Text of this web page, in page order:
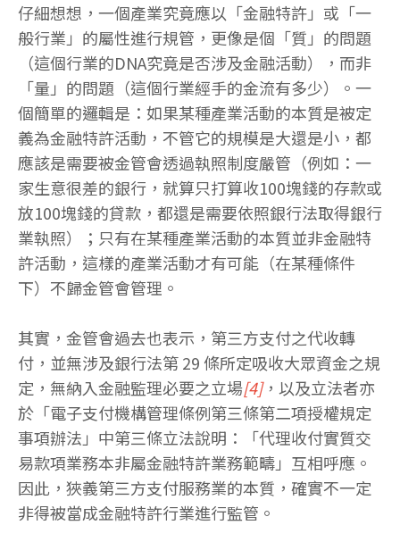
仔細想想，一個產業究竟應以「金融特許」或「一
般行業」的屬性進行規管，更像是個「質」的問題
（這個行業的DNA究竟是否涉及金融活動），而非
「量」的問題（這個行業經手的金流有多少）。一
個簡單的邏輯是：如果某種產業活動的本質是被定
義為金融特許活動，不管它的規模是大還是小，都
應該是需要被金管會透過執照制度嚴管（例如：一
家生意很差的銀行，就算只打算收100塊錢的存款或
放100塊錢的貸款，都還是需要依照銀行法取得銀行
業執照）；只有在某種產業活動的本質並非金融特
許活動，這樣的產業活動才有可能（在某種條件
下）不歸金管會管理。
其實，金管會過去也表示，第三方支付之代收轉
付，並無涉及銀行法第 29 條所定吸收大眾資金之規
定，無納入金融監理必要之立場[4]，以及立法者亦
於「電子支付機構管理條例第三條第二項授權規定
事項辦法」中第三條立法說明：「代理收付實質交
易款項業務本非屬金融特許業務範疇」互相呼應。
因此，狹義第三方支付服務業的本質，確實不一定
非得被當成金融特許行業進行監管。